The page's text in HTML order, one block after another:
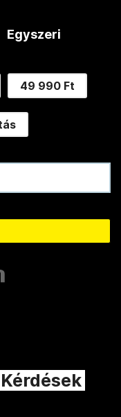
Egyszeri
49 990 Ft